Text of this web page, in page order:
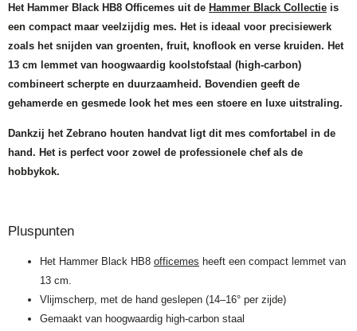
Het Hammer Black HB8 Officemes uit de Hammer Black Collectie is
een compact maar veelzijdig mes. Het is ideaal voor precisiewerk
zoals het snijden van groenten, fruit, knoflook en verse kruiden. Het
13 cm lemmet van hoogwaardig koolstofstaal (high-carbon)
combineert scherpte en duurzaamheid. Bovendien geeft de
gehamerde en gesmede look het mes een stoere en luxe uitstraling.
Dankzij het Zebrano houten handvat ligt dit mes comfortabel in de
hand. Het is perfect voor zowel de professionele chef als de
hobbykok.
Pluspunten
Het Hammer Black HB8 officemes heeft een compact lemmet van
13 cm.
Vlijmscherp, met de hand geslepen (14–16° per zijde)
Gemaakt van hoogwaardig high-carbon staal